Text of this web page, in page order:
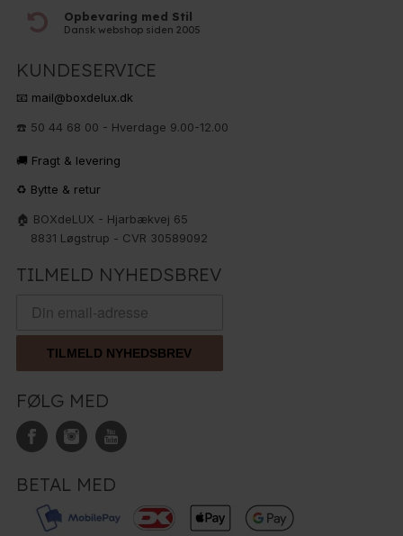
Opbevaring med Stil
Dansk webshop siden 2005
KUNDESERVICE
📧 mail@boxdelux.dk
☎️ 50 44 68 00 - Hverdage 9.00-12.00
🚚 Fragt & levering
♻️ Bytte & retur
🏠 BOXdeLUX - Hjarbækvej 65
8831 Løgstrup - CVR 30589092
TILMELD NYHEDSBREV
TILMELD NYHEDSBREV
FØLG MED
BETAL MED